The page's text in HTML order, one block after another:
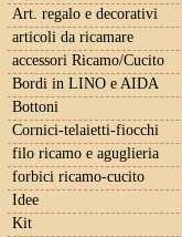
Art. regalo e decorativi
articoli da ricamare
accessori Ricamo/Cucito
Bordi in LINO e AIDA
Bottoni
Cornici-telaietti-fiocchi
filo ricamo e aguglieria
forbici ricamo-cucito
Idee
Kit